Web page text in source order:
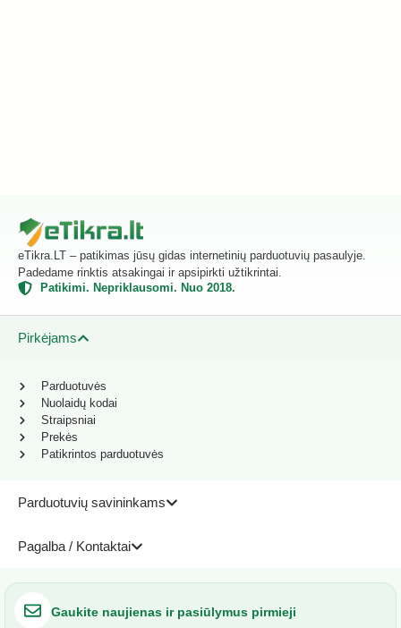
eTikra.LT – patikimas jūsų gidas internetinių parduotuvių pasaulyje.
Padedame rinktis atsakingai ir apsipirkti užtikrintai.
Patikimi. Nepriklausomi. Nuo 2018.
Pirkėjams
Parduotuvių savininkams
Pagalba / Kontaktai
Parduotuvės
Nuolaidų kodai
Straipsniai
Prekės
Patikrintos parduotuvės
Gaukite naujienas ir pasiūlymus pirmieji